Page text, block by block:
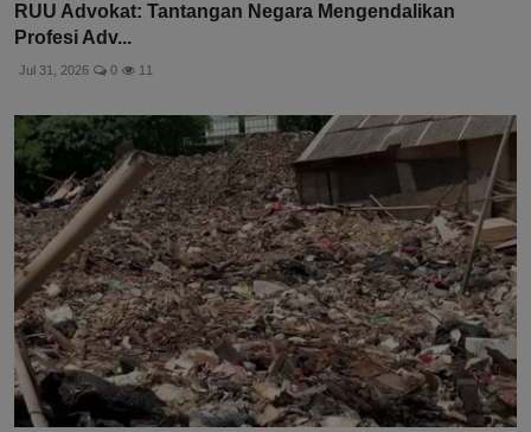
RUU Advokat: Tantangan Negara Mengendalikan
Profesi Adv...
Jul 31, 2026 0 11